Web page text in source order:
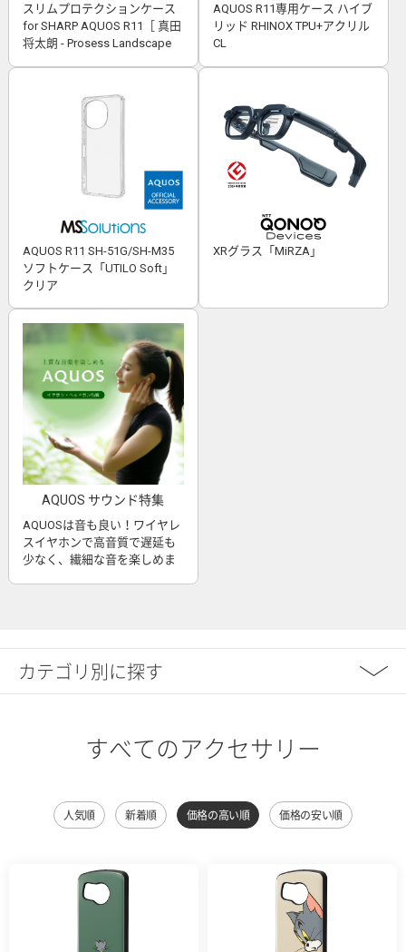
スリムプロテクションケース
for SHARP AQUOS R11［ 真田
将太朗 - Prosess Landscape
AQUOS R11専用ケース ハイブ
リッド RHINOX TPU+アクリル
CL
AQUOS R11 SH-51G/SH-M35
ソフトケース「UTILO Soft」
クリア
XRグラス「MiRZA」
AQUOS サウンド特集
AQUOSは音も良い！ワイヤレ
スイヤホンで高音質で遅延も
少なく、繊細な音を楽しめま
カテゴリ別に探す
すべてのアクセサリー
人気順 新着順 価格の高い順 価格の安い順